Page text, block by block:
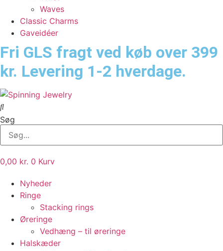
Waves
Classic Charms
Gaveidéer
Fri GLS fragt ved køb over 399
kr. Levering 1-2 hverdage.
Søg
0,00 kr. 0 Kurv
Nyheder
Ringe
Stacking rings
Øreringe
Vedhæng – til øreringe
Halskæder